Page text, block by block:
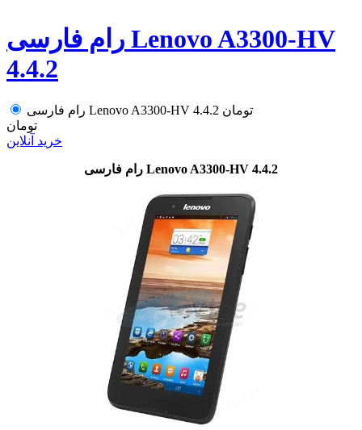
رام فارسی Lenovo A3300-HV
4.4.2
رام فارسی Lenovo A3300-HV 4.4.2 تومان
تومان
خرید آنلاین
رام فارسی Lenovo A3300-HV 4.4.2